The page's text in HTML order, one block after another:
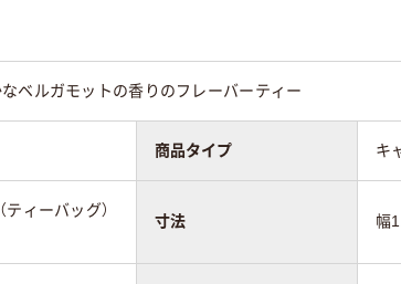
ベルガモットの香りのフレーバーティー
商品タイプ キ
ィーバッグ）
寸法 幅